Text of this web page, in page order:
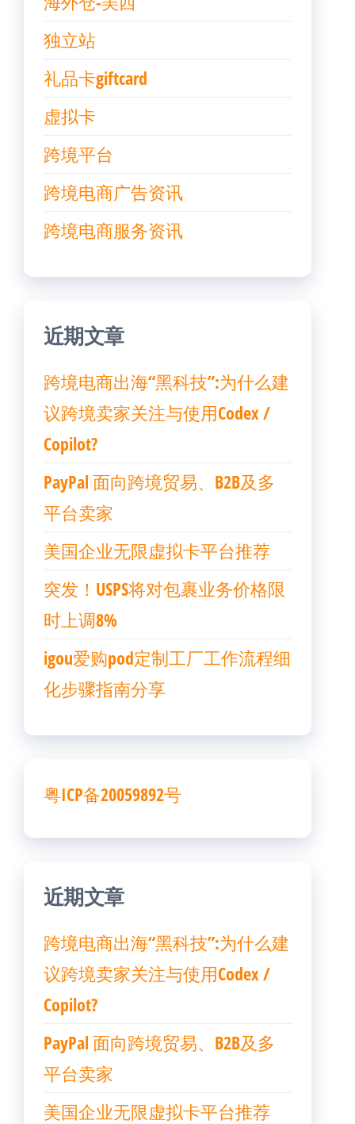
独立站
礼品卡giftcard
虚拟卡
跨境平台
跨境电商广告资讯
跨境电商服务资讯
近期文章
跨境电商出海“黑科技”:为什么建
议跨境卖家关注与使用Codex /
Copilot?
PayPal 面向跨境贸易、B2B及多
平台卖家
美国企业无限虚拟卡平台推荐
突发！USPS将对包裹业务价格限
时上调8%
igou爱购pod定制工厂工作流程细
化步骤指南分享
粤ICP备20059892号
近期文章
跨境电商出海“黑科技”:为什么建
议跨境卖家关注与使用Codex /
Copilot?
PayPal 面向跨境贸易、B2B及多
平台卖家
美国企业无限虚拟卡平台推荐